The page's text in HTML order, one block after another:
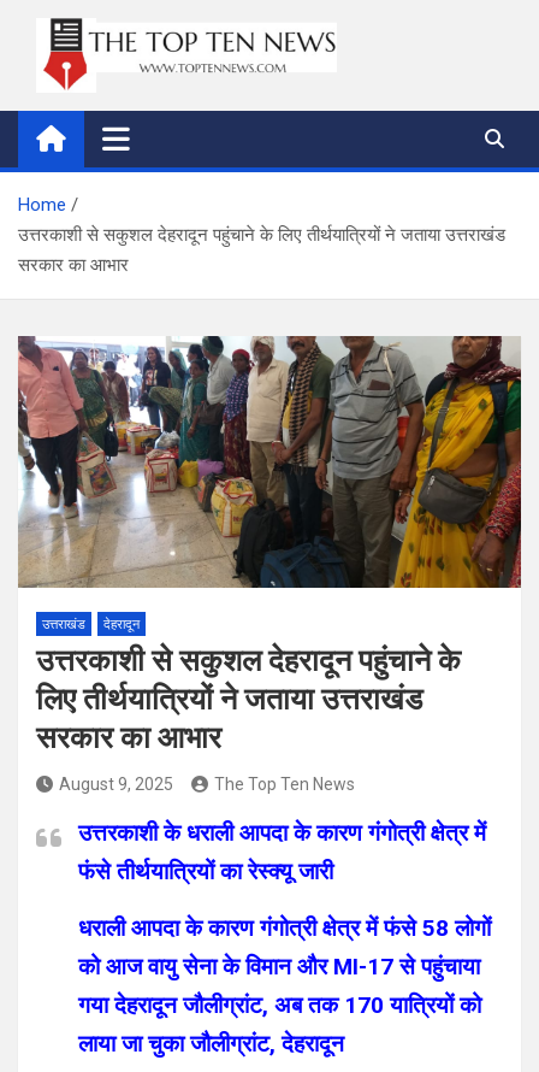
content
thetoptennews.com
Home
उत्तरकाशी से सकुशल देहरादून पहुंचाने के लिए तीर्थयात्रियों ने जताया उत्तराखंड
सरकार का आभार
उत्तराखंड देहरादून
उत्तरकाशी से सकुशल देहरादून पहुंचाने के
लिए तीर्थयात्रियों ने जताया उत्तराखंड
सरकार का आभार
August 9, 2025 The Top Ten News
उत्तरकाशी के धराली आपदा के कारण गंगोत्री क्षेत्र में
फंसे तीर्थयात्रियों का रेस्क्यू जारी
धराली आपदा के कारण गंगोत्री क्षेत्र में फंसे 58 लोगों
को आज वायु सेना के विमान और MI-17 से पहुंचाया
गया देहरादून जौलीग्रांट, अब तक 170 यात्रियों को
लाया जा चुका जौलीग्रांट, देहरादून